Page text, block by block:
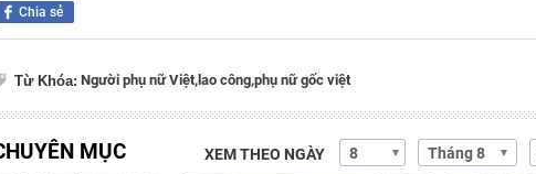
Chia sẻ
Từ Khóa: Người phụ nữ Việt, lao công,phụ nữ gốc việt
MỤC XEM THEO NGÀY